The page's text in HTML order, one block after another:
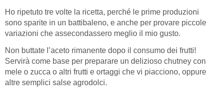
Ho ripetuto tre volte la ricetta, perché le prime produzioni
sono sparite in un battibaleno, e anche per provare piccole
variazioni che assecondassero meglio il mio gusto.
Non buttate l’aceto rimanente dopo il consumo dei frutti!
Servirà come base per preparare un delizioso chutney con
mele o zucca o altri frutti e ortaggi che vi piacciono, oppure
altre semplici salse agrodolci.